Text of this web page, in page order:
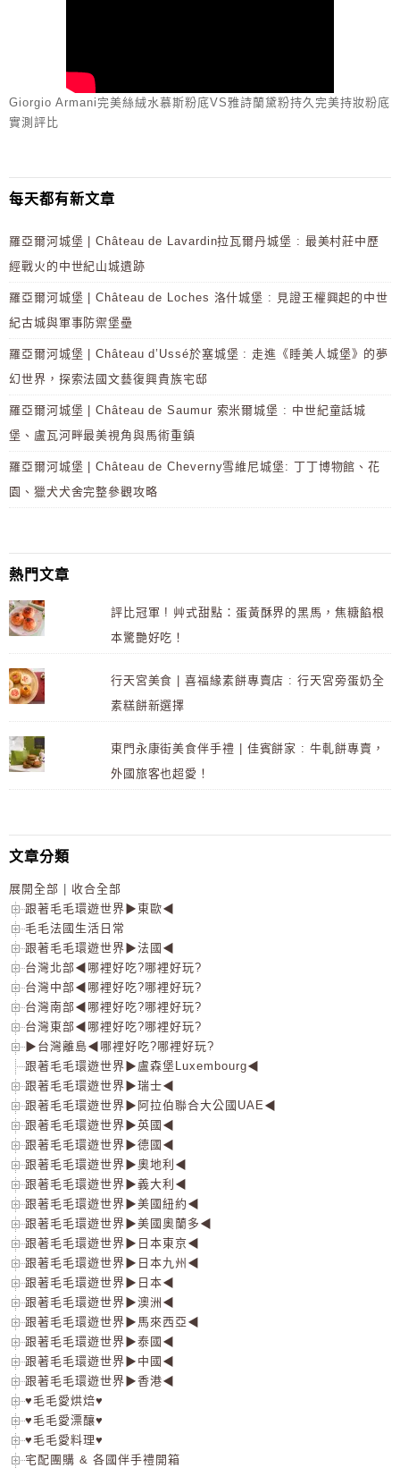
Giorgio Armani完美絲絨水慕斯粉底VS雅詩蘭黛粉持久完美持妝粉底
實測評比
每天都有新文章
羅亞爾河城堡 | Château de Lavardin拉瓦爾丹城堡 : 最美村莊中歷
經戰火的中世紀山城遺跡
羅亞爾河城堡 | Château de Loches 洛什城堡 : 見證王權興起的中世
紀古城與軍事防禦堡壘
羅亞爾河城堡 | Château d’Ussé於塞城堡 : 走進《睡美人城堡》的夢
幻世界，探索法國文藝復興貴族宅邸
羅亞爾河城堡 | Château de Saumur 索米爾城堡 : 中世紀童話城
堡、盧瓦河畔最美視角與馬術重鎮
羅亞爾河城堡 | Château de Cheverny雪維尼城堡: 丁丁博物館、花
園、獵犬犬舍完整參觀攻略
熱門文章
評比冠軍 ! 艸式甜點：蛋黃酥界的黑馬，焦糖餡根
本驚艷好吃！
行天宮美食 | 喜福緣素餅專賣店 : 行天宮旁蛋奶全
素糕餅新選擇
東門永康街美食伴手禮 | 佳賓餅家 : 牛軋餅專賣，
外國旅客也超愛！
文章分類
展開全部
收合全部
跟著毛毛環遊世界▶東歐◀
毛毛法國生活日常
跟著毛毛環遊世界▶法國◀
台灣北部◀哪裡好吃?哪裡好玩?
台灣中部◀哪裡好吃?哪裡好玩?
台灣南部◀哪裡好吃?哪裡好玩?
台灣東部◀哪裡好吃?哪裡好玩?
▶台灣離島◀哪裡好吃?哪裡好玩?
跟著毛毛環遊世界▶盧森堡Luxembourg◀
跟著毛毛環遊世界▶瑞士◀
跟著毛毛環遊世界▶阿拉伯聯合大公國UAE◀
跟著毛毛環遊世界▶英國◀
跟著毛毛環遊世界▶德國◀
跟著毛毛環遊世界▶奧地利◀
跟著毛毛環遊世界▶義大利◀
跟著毛毛環遊世界▶美國紐約◀
跟著毛毛環遊世界▶美國奧蘭多◀
跟著毛毛環遊世界▶日本東京◀
跟著毛毛環遊世界▶日本九州◀
跟著毛毛環遊世界▶日本◀
跟著毛毛環遊世界▶澳洲◀
跟著毛毛環遊世界▶馬來西亞◀
跟著毛毛環遊世界▶泰國◀
跟著毛毛環遊世界▶中國◀
跟著毛毛環遊世界▶香港◀
♥毛毛愛烘焙♥
♥毛毛愛漂釀♥
♥毛毛愛料理♥
宅配團購 & 各國伴手禮開箱